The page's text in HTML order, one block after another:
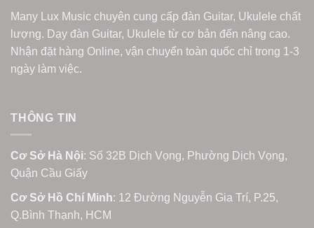
Many Lux Music chuyên cung cấp đàn Guitar, Ukulele chất
lượng. Dạy đàn Guitar, Ukulele từ cơ bản đến nâng cao.
Nhận đặt hàng Online, vận chuyển toàn quốc chỉ trong 1-3
ngày làm việc.
THÔNG TIN
Cơ Sở Hà Nội: Số 32B Dịch Vọng, Phường Dịch Vọng,
Quận Cầu Giấy
Cơ Sở Hồ Chí Minh: 12 Đường Nguyễn Gia Trí, P.25,
Q.Bình Thạnh, HCM